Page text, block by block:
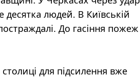
десятка людей. В Київській
До гасіння пожеж
столиці для підсилення вже